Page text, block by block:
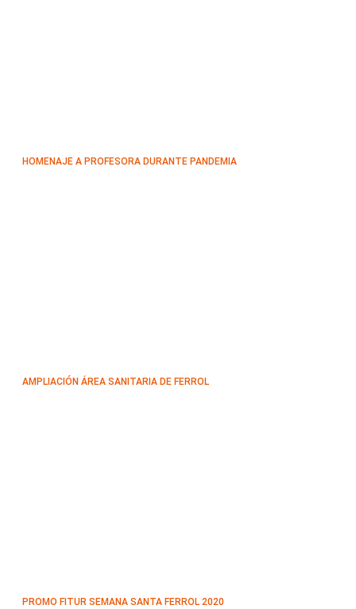
HOMENAJE A PROFESORA DURANTE PANDEMIA
AMPLIACIÓN ÁREA SANITARIA DE FERROL
PROMO FITUR SEMANA SANTA FERROL 2020